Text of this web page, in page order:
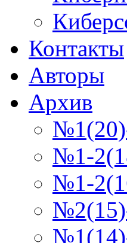
Контакты
Авторы
Архив
№1-
№1-